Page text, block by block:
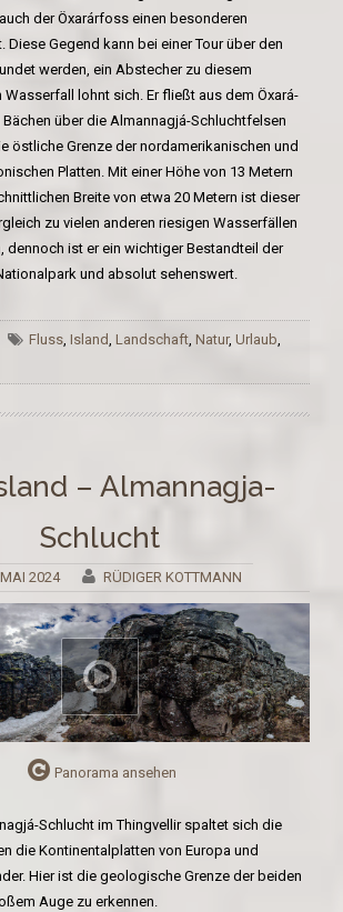
der Öxarárfoss einen besonderen
Diese Gegend kann bei einer Tour über den
werden, ein Abstecher zu diesem
Wasserfall lohnt sich. Er fließt aus dem Öxará-
über die Almannagjá-Schluchtfelsen
östliche Grenze der nordamerikanischen und
Platten. Mit einer Höhe von 13 Metern
Breite von etwa 20 Metern ist dieser
zu vielen anderen riesigen Wasserfällen
dennoch ist er ein wichtiger Bestandteil der
und absolut sehenswert.
Fluss, Island Landschaft, Natur, Urlaub
– Almannagja-
Schlucht
2024 RÜDIGER KOTTMANN
Panorama ansehen
Schlucht im Thingvellir spaltet sich die
die Kontinentalplatten von Europa und
Hier ist die geologische Grenze der beiden
Auge zu erkennen.